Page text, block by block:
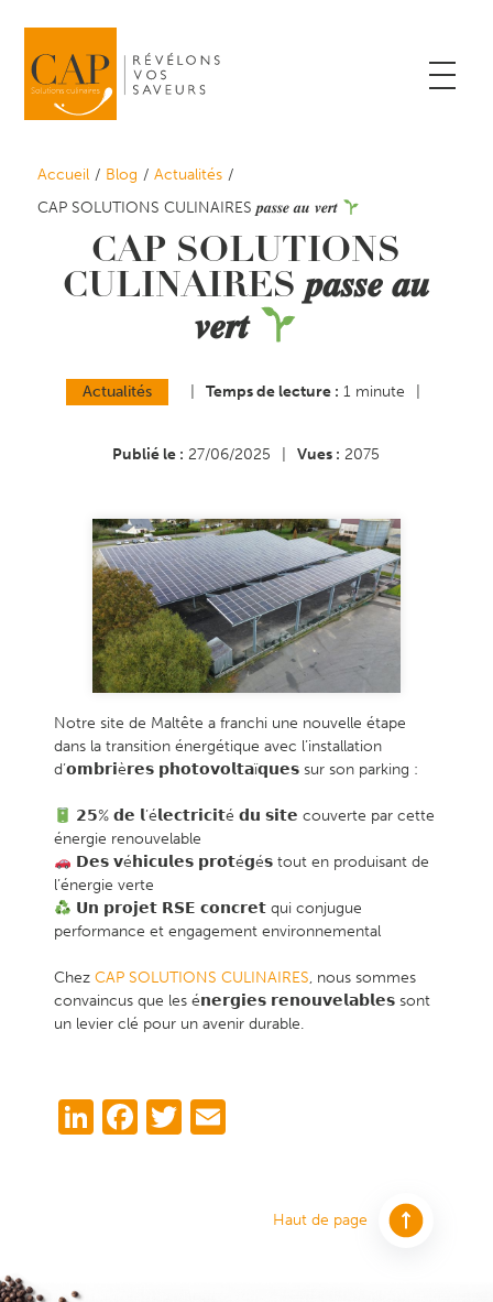
Accueil Blog
Actualités
CAP SOLUTIONS CULINAIRES 𝒑𝒂𝒔𝒔𝒆 𝒂𝒖 𝒗𝒆𝒓𝒕
CAP SOLUTIONS
CULINAIRES 𝒑𝒂𝒔𝒔𝒆 𝒂𝒖
𝒗𝒆𝒓𝒕
Actualités Temps de lecture : 1 minute
Publié le : 27/06/2025 Vues : 2075
Notre site de Maltête a franchi une nouvelle étape
dans la transition énergétique avec l’installation
d’𝗼𝗺𝗯𝗿𝗶è𝗿𝗲𝘀 𝗽𝗵𝗼𝘁𝗼𝘃𝗼𝗹𝘁𝗮ï𝗾𝘂𝗲𝘀 sur son parking :
𝟮𝟱% 𝗱𝗲 𝗹’é𝗹𝗲𝗰𝘁𝗿𝗶𝗰𝗶𝘁é 𝗱𝘂 𝘀𝗶𝘁𝗲 couverte par cette
énergie renouvelable
𝗗𝗲𝘀 𝘃é𝗵𝗶𝗰𝘂𝗹𝗲𝘀 𝗽𝗿𝗼𝘁é𝗴é𝘀 tout en produisant de
l’énergie verte
𝗨𝗻 𝗽𝗿𝗼𝗷𝗲𝘁 𝗥𝗦𝗘 𝗰𝗼𝗻𝗰𝗿𝗲𝘁 qui conjugue
performance et engagement environnemental
Chez CAP SOLUTIONS CULINAIRES, nous sommes
convaincus que les é𝗻𝗲𝗿𝗴𝗶𝗲𝘀 𝗿𝗲𝗻𝗼𝘂𝘃𝗲𝗹𝗮𝗯𝗹𝗲𝘀 sont
un levier clé pour un avenir durable.
LinkedIn
Facebook
Twitter
Email
Haut de page